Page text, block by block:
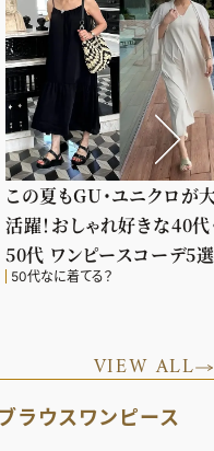
この夏もGU・ユニクロが
活躍！おしゃれ好きな40代
50代 ワンピースコーデ5
50代なに着てる？
VIEW ALL
ラウスワンピース